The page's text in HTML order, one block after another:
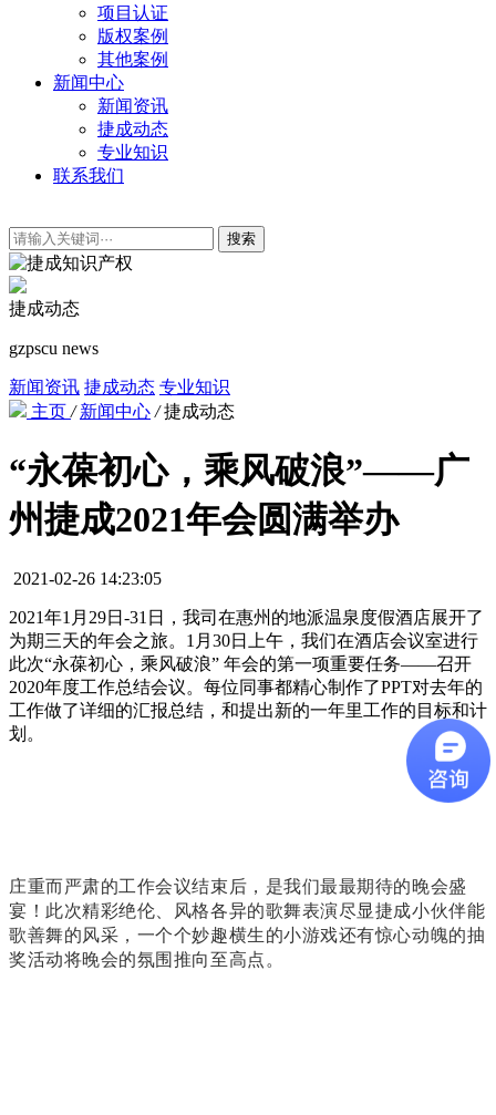
项目认证
版权案例
其他案例
新闻中心
新闻资讯
捷成动态
专业知识
联系我们
搜索
捷成动态
gzpscu news
新闻资讯 捷成动态 专业知识
主页 / 新闻中心 / 捷成动态
“永葆初心，乘风破浪”——广
州捷成2021年会圆满举办
2021-02-26 14:23:05
2021年1月29日-31日，我司在惠州的地派温泉度假酒店展开了
为期三天的年会之旅。 1 月30日上午，我们在酒店会议室进行
此次“永葆初心，乘风破浪” 年会的第一项重要任务——召开
2020年度工作总结会议。 每位同事都精心制作了PPT对去年的
工作做了详细的汇报总结，和提出新的一年里工作的目标和计
划。
庄重而严肃的工作会议结束后，是我们最最期待的晚会盛
宴！此次精彩绝伦、风格各异的歌舞表演尽显捷成小伙伴能
歌善舞的风采，一个个妙趣横生的小游戏还有惊心动魄的抽
奖活动将晚会的氛围推向至高点。